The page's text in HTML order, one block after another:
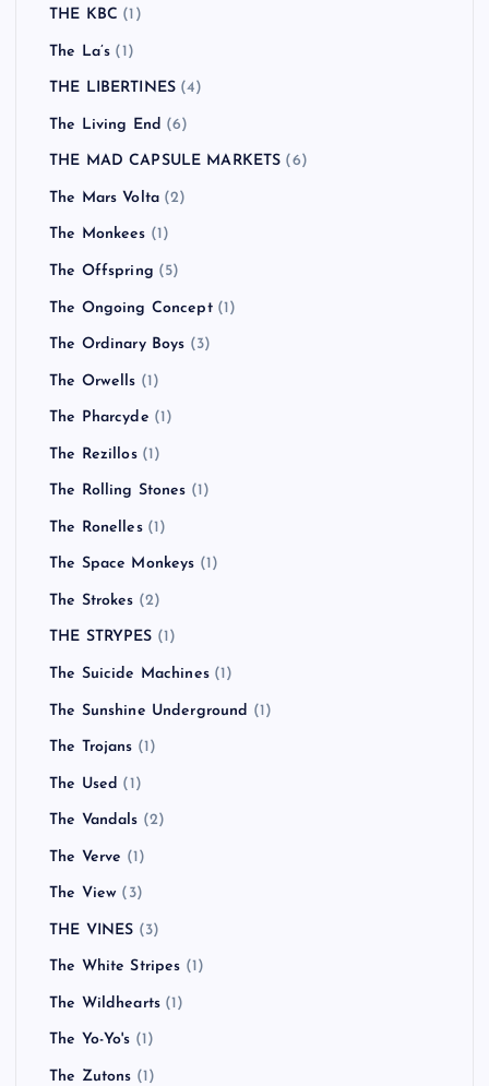
THE KBC (1)
The La’s (1)
THE LIBERTINES (4)
The Living End (6)
THE MAD CAPSULE MARKETS (6)
The Mars Volta (2)
The Monkees (1)
The Offspring (5)
The Ongoing Concept(1)
The Ordinary Boys (3)
The Orwells (1)
The Pharcyde (1)
The Rezillos(1)
The Rolling Stones (1)
The Ronelles(1)
The Space Monkeys (1)
The Strokes (2)
THE STRYPES (1)
The Suicide Machines(1)
The Sunshine Underground (1)
The Trojans (1)
The Used (1)
The Vandals (2)
The Verve (1)
The View (3)
THE VINES (3)
The White Stripes (1)
The Wildhearts (1)
The Yo-Yo's (1)
The Zutons (1)